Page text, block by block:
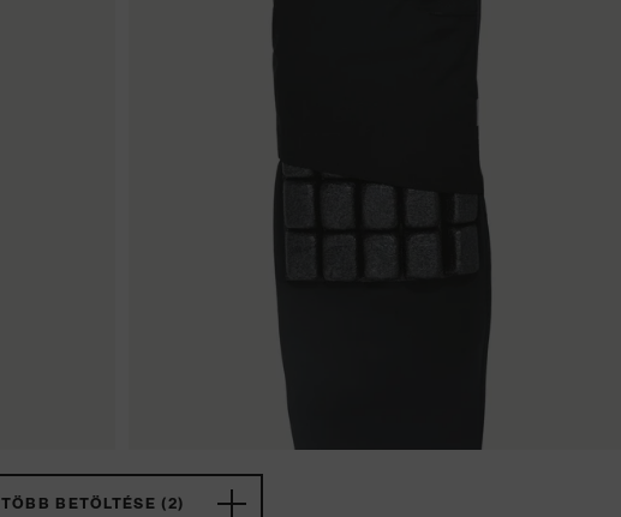
TÖBB BETÖLTÉSE (2)